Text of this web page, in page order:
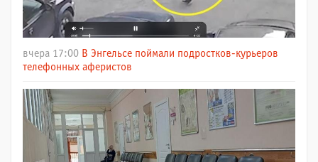
вчера 17:00 В Энгельсе поймали подростков-курьеров
телефонных аферистов